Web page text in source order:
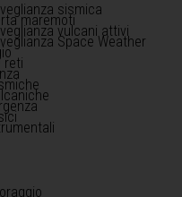
sismica
maremoti
vulcani attivi
Space Weather
reti